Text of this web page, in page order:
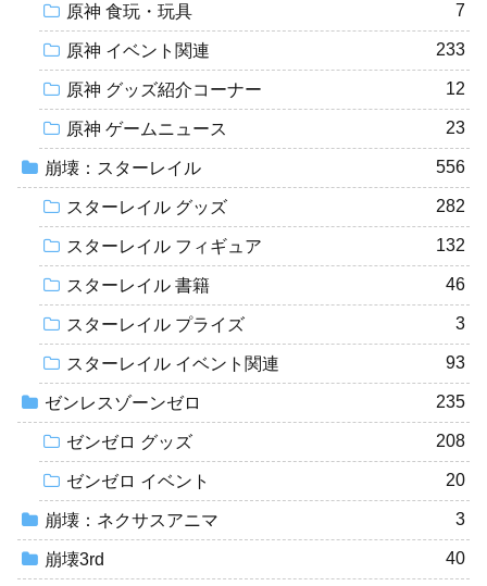
原神 食玩・玩具 7
原神 イベント関連 233
原神 グッズ紹介コーナー 12
原神 ゲームニュース 23
崩壊：スターレイル 556
スターレイル グッズ 282
スターレイル フィギュア 132
スターレイル 書籍 46
スターレイル プライズ 3
スターレイル イベント関連 93
ゼンレスゾーンゼロ 235
ゼンゼロ グッズ 208
ゼンゼロ イベント 20
崩壊：ネクサスアニマ 3
崩壊3rd 40